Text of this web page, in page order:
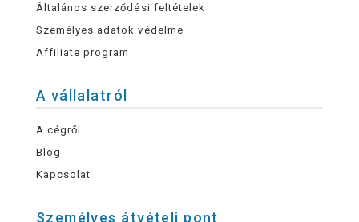
Általános szerződési feltételek
Személyes adatok védelme
Affiliate program
A vállalatról
A cégről
Blog
Kapcsolat
Személyes átvételi pont